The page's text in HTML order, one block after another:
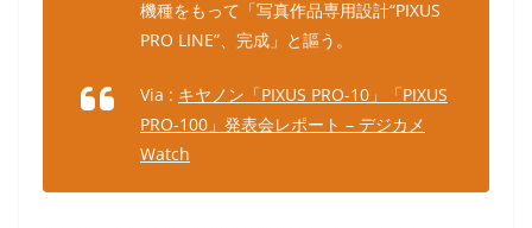
機種をもって「写真作品専用設計“PIXUS
PRO LINE”、完成」と謳う。
Via : キヤノン「PIXUS PRO-10」「PIXUS
PRO-100」発表会レポート – デジカメ
Watch